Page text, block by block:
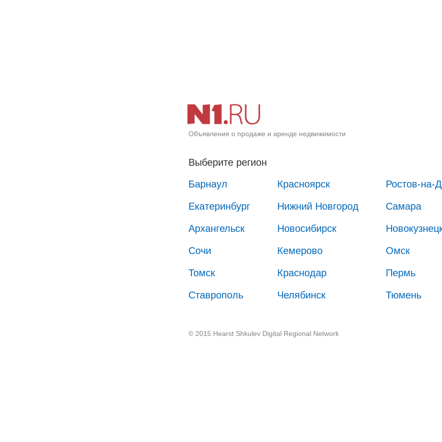
Объявления о продаже и аренде недвижимости
Выберите регион
Барнаул
Красноярск Ростов-на-
Екатеринбург Нижний Новгород Самара
Архангельск Новосибирск
Сочи Кемерово Омск
Томск Краснодар Пермь
Ставрополь Челябинск Тюмень
© 2015 Hearst Shkulev Digital Regional Network